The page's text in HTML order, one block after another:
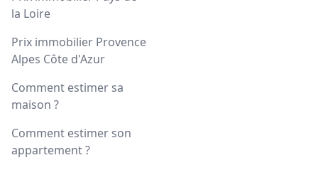
la Loire
Prix immobilier Provence
Alpes Côte d'Azur
Comment estimer sa
maison ?
Comment estimer son
appartement ?